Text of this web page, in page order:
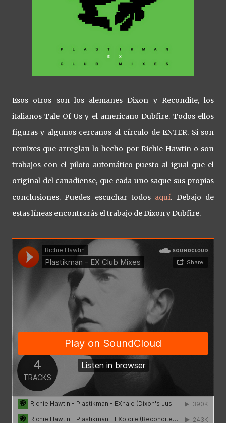
Esos otros son los alemanes Dixon y Recondite, los
italianos Tale Of Us y el americano Dubfire. Todos ellos
figuras y algunos cercanos al círculo de ENTER. Si son
remixes que arreglan lo hecho por Richie Hawtin o son
trabajos con el piloto automático puesto al igual que el
original del canadiense, que cada uno saque sus propias
conclusiones. Puedes escuchar todos aquí. Debajo de
estas líneas encontrarás el trabajo de Dixon y Dubfire.